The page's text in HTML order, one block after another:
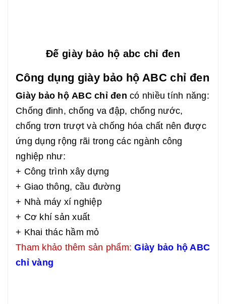
Đế giày bảo hộ abc chỉ đen
Công dụng giày bảo hộ ABC chỉ đen
Giày bảo hộ ABC chỉ đen có nhiều tính năng:
Chống đinh, chống va đập, chống nước,
chống trơn trượt và chống hóa chất nên được
ứng dụng rộng rãi trong các ngành công
nghiệp như:
+ Công trình xây dựng
+ Giao thông, cầu đường
+ Nhà máy xí nghiệp
+ Cơ khí sản xuất
+ Khai thác hầm mỏ
Tham khảo thêm sản phẩm: Giày bảo hộ ABC
chỉ vàng